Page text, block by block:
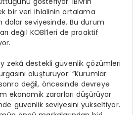
bir veri ihlalinin ortalama
dolar seviyesinde. Bu durum
ı değil KOBİ’leri de proaktif
zekâ destekli güvenlik çözümleri
ınıoluşturuyor: “Kurumlar
değil, öncesinde devreye
ekonomik zararlarıdüşürüyor
güvenlik seviyesini yükseltiyor.